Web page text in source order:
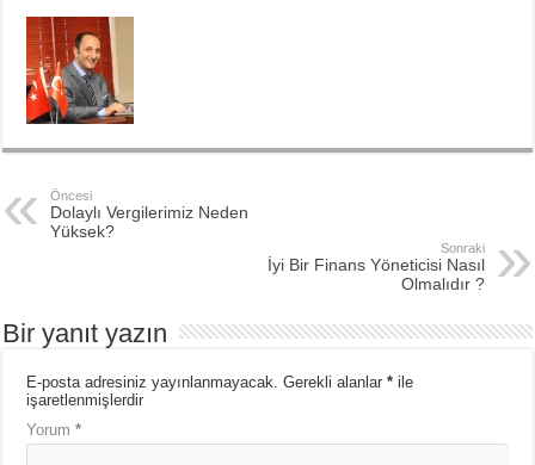
Öncesi
Dolaylı Vergilerimiz Neden
Yüksek?
Sonraki
İyi Bir Finans Yöneticisi Nasıl
Olmalıdır ?
Bir yanıt yazın
E-posta adresiniz yayınlanmayacak. Gerekli alanlar* ile
işaretlenmişlerdir
Yorum*